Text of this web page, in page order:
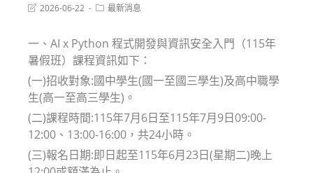
Post2026-06-22
Post最新消息
一、AI x Python 程式開發與資訊安全入門（115年
暑假班）課程資訊如下：
(一)招收對象:國中學生(國一至國三學生)及高中職學
生(高一至高三學生)。
(二)課程時間:115年7月6日至115年7月9日09:00-
12:00、13:00-16:00，共24小時。
(三)報名日期:即日起至115年6月23日(星期二)晚上